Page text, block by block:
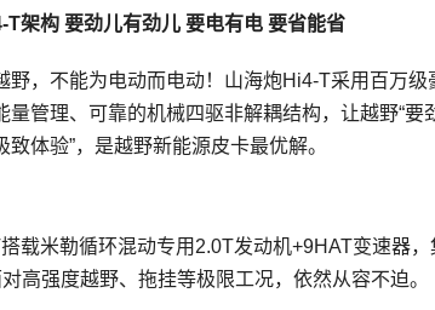
T架构 要劲儿有劲儿 要电有电 要省能省
野，不能为电动而电动！山海炮Hi4-T采用百万
量管理、可靠的机械四驱非解耦结构，让越野“
致体验”，是越野新能源皮卡最优解。
载米勒循环混动专用2.0T发动机+9HAT变速器
高强度越野、拖挂等极限工况，依然从容不迫。